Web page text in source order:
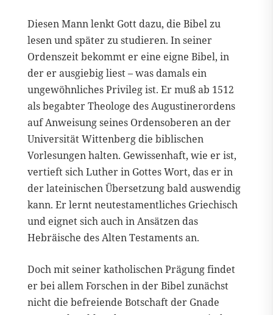
Diesen Mann lenkt Gott dazu, die Bibel zu
lesen und später zu studieren. In seiner
Ordenszeit bekommt er eine eigne Bibel, in
der er ausgiebig liest – was damals ein
ungewöhnliches Privileg ist. Er muß ab 1512
als begabter Theologe des Augustinerordens
auf Anweisung seines Ordensoberen an der
Universität Wittenberg die biblischen
Vorlesungen halten. Gewissenhaft, wie er ist,
vertieft sich Luther in Gottes Wort, das er in
der lateinischen Übersetzung bald auswendig
kann. Er lernt neutestamentliches Griechisch
und eignet sich auch in Ansätzen das
Hebräische des Alten Testaments an.
Doch mit seiner katholischen Prägung findet
er bei allem Forschen in der Bibel zunächst
nicht die befreiende Botschaft der Gnade